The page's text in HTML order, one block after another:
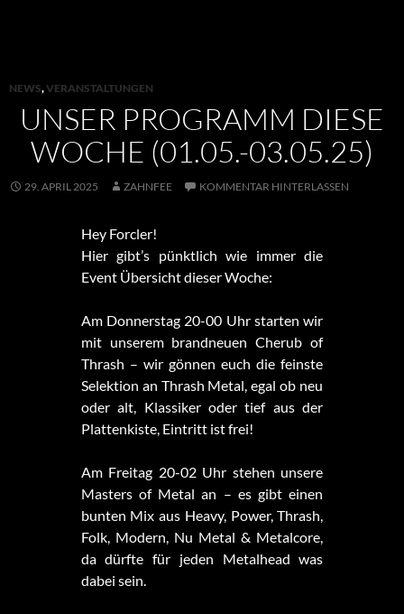
NEWS,VERANSTALTUNGEN
UNSER PROGRAMM DIESE
WOCHE (01.05.-03.05.25)
29. APRIL 2025 ZAHNFEE KOMMENTAR HINTERLASSEN
Hey Forcler!
Hier gibt’s pünktlich wie immer die
Event Übersicht dieser Woche:
Am Donnerstag 20-00 Uhr starten wir
mit unserem brandneuen Cherub of
Thrash – wir gönnen euch die feinste
Selektion an Thrash Metal, egal ob neu
oder alt, Klassiker oder tief aus der
Plattenkiste, Eintritt ist frei!
Am Freitag 20-02 Uhr stehen unsere
Masters of Metal an – es gibt einen
bunten Mix aus Heavy, Power, Thrash,
Folk, Modern, Nu Metal & Metalcore,
da dürfte für jeden Metalhead was
dabei sein.